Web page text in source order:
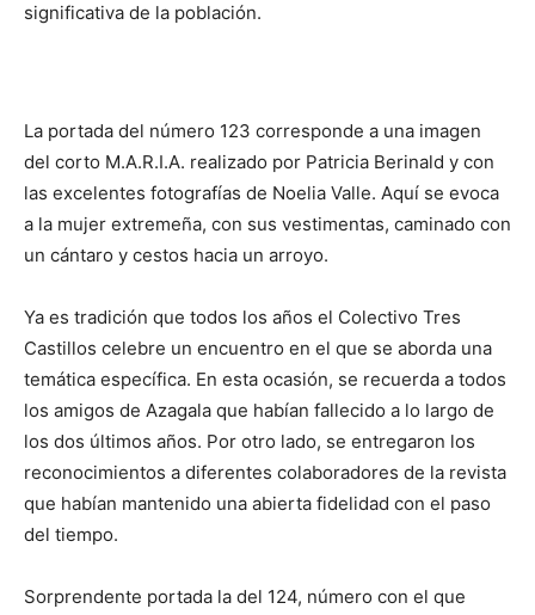
significativa de la población.
La portada del número 123 corresponde a una imagen
del corto M.A.R.I.A. realizado por Patricia Berinald y con
las excelentes fotografías de Noelia Valle. Aquí se evoca
a la mujer extremeña, con sus vestimentas, caminado con
un cántaro y cestos hacia un arroyo.
Ya es tradición que todos los años el Colectivo Tres
Castillos celebre un encuentro en el que se aborda una
temática específica. En esta ocasión, se recuerda a todos
los amigos de Azagala que habían fallecido a lo largo de
los dos últimos años. Por otro lado, se entregaron los
reconocimientos a diferentes colaboradores de la revista
que habían mantenido una abierta fidelidad con el paso
del tiempo.
Sorprendente portada la del 124, número con el que